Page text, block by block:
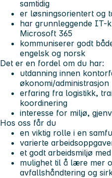
samtidig
er løsningsorientert og
har grunnleggende IT-
Microsoft 365
kommuniserer godt
engelsk og norsk
Det er en fordel om du har:
utdanning innen
økonomi/administrasjon
erfaring fra logistikk,
koordinering
interesse for miljø,
Hos oss får du
en viktig rolle i en
varierte
et godt arbeidsmiljø
mulighet til å lære mer
avfallshåndtering og